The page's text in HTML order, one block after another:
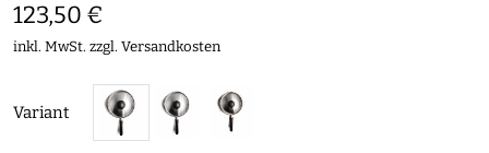
123,50 €
inkl. MwSt. zzgl. Versandkosten
Variant